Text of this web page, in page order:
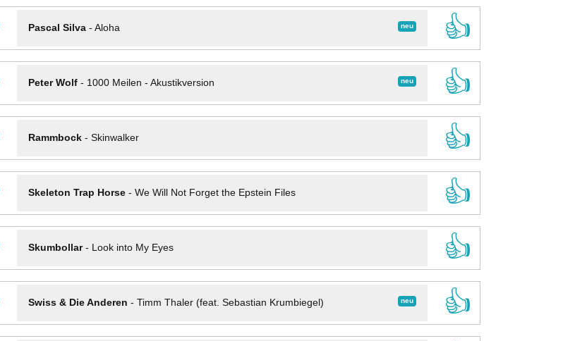
neu
Pascal Silva- Aloha
👍
neu
Peter Wolf- 1000 Meilen - Akustikversion
👍
Rammbock- Skinwalker
👍
Skeleton Trap Horse- We Will Not Forget the Epstein Files
👍
Skumbollar- Look into My Eyes
👍
neu
Swiss & Die Anderen - Timm Thaler (feat. Sebastian Krumbiegel)
👍